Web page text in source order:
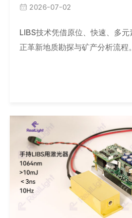
2026-07-02
LIBS技术凭借原位、快速、多元
正革新地质勘探与矿产分析流程